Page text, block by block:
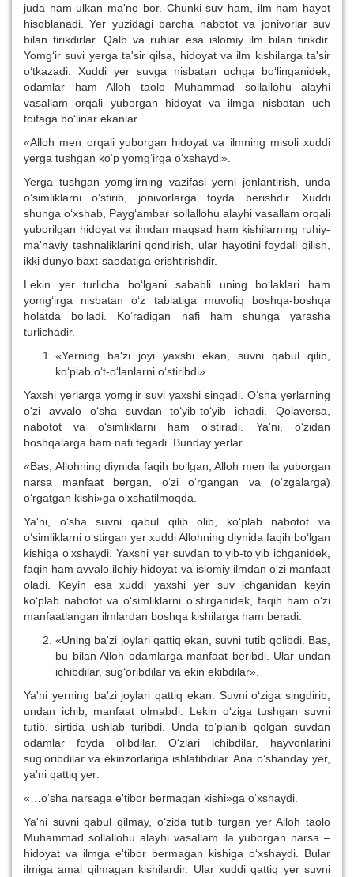
juda ham ulkan ma'no bor. Chunki suv ham, ilm ham hayot
hisoblanadi. Yer yuzidagi barcha nabotot va jonivorlar suv
bilan tirikdirlar. Qalb va ruhlar esa islomiy ilm bilan tirikdir.
Yomg‘ir suvi yerga ta'sir qilsa, hidoyat va ilm kishilarga ta'sir
o‘tkazadi. Xuddi yer suvga nisbatan uchga bo‘linganidek,
odamlar ham Alloh taolo Muhammad sollallohu alayhi
vasallam orqali yuborgan hidoyat va ilmga nisbatan uch
toifaga bo‘linar ekanlar.
«Alloh men orqali yuborgan hidoyat va ilmning misoli xuddi
yerga tushgan ko‘p yomg‘irga o‘xshaydi».
Yerga tushgan yomg‘irning vazifasi yerni jonlantirish, unda
o‘simliklarni o‘stirib, jonivorlarga foyda berishdir. Xuddi
shunga o‘xshab, Payg‘ambar sollallohu alayhi vasallam orqali
yuborilgan hidoyat va ilmdan maqsad ham kishilarning ruhiy-
ma'naviy tashnaliklarini qondirish, ular hayotini foydali qilish,
ikki dunyo baxt-saodatiga erishtirishdir.
Lekin yer turlicha bo‘lgani sababli uning bo‘laklari ham
yomg‘irga nisbatan o‘z tabiatiga muvofiq boshqa-boshqa
holatda bo‘ladi. Ko‘radigan nafi ham shunga yarasha
turlichadir.
«Yerning ba'zi joyi yaxshi ekan, suvni qabul qilib,
ko‘plab o‘t-o‘lanlarni o‘stiribdi».
Yaxshi yerlarga yomg‘ir suvi yaxshi singadi. O‘sha yerlarning
o‘zi avvalo o‘sha suvdan to‘yib-to‘yib ichadi. Qolaversa,
nabotot va o‘simliklarni ham o‘stiradi. Ya'ni, o‘zidan
boshqalarga ham nafi tegadi. Bunday yerlar
«Bas, Allohning diynida faqih bo‘lgan, Alloh men ila yuborgan
narsa manfaat bergan, o‘zi o‘rgangan va (o‘zgalarga)
o‘rgatgan kishi»ga o‘xshatilmoqda.
Ya'ni, o‘sha suvni qabul qilib olib, ko‘plab nabotot va
o‘simliklarni o‘stirgan yer xuddi Allohning diynida faqih bo‘lgan
kishiga o‘xshaydi. Yaxshi yer suvdan to‘yib-to‘yib ichganidek,
faqih ham avvalo ilohiy hidoyat va islomiy ilmdan o‘zi manfaat
oladi. Keyin esa xuddi yaxshi yer suv ichganidan keyin
ko‘plab nabotot va o‘simliklarni o‘stirganidek, faqih ham o‘zi
manfaatlangan ilmlardan boshqa kishilarga ham beradi.
«Uning ba'zi joylari qattiq ekan, suvni tutib qolibdi. Bas,
bu bilan Alloh odamlarga manfaat beribdi. Ular undan
ichibdilar, sug‘oribdilar va ekin ekibdilar».
Ya'ni yerning ba'zi joylari qattiq ekan. Suvni o‘ziga singdirib,
undan ichib, manfaat olmabdi. Lekin o‘ziga tushgan suvni
tutib, sirtida ushlab turibdi. Unda to‘planib qolgan suvdan
odamlar foyda olibdilar. O‘zlari ichibdilar, hayvonlarini
sug‘oribdilar va ekinzorlariga ishlatibdilar. Ana o‘shanday yer,
ya'ni qattiq yer:
«…o‘sha narsaga e'tibor bermagan kishi»ga o‘xshaydi.
Ya'ni suvni qabul qilmay, o‘zida tutib turgan yer Alloh taolo
Muhammad sollallohu alayhi vasallam ila yuborgan narsa –
hidoyat va ilmga e'tibor bermagan kishiga o‘xshaydi. Bular
ilmiga amal qilmagan kishilardir. Ular xuddi qattiq yer suvni